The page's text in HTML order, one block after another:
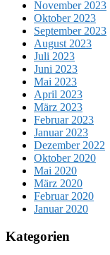
November 2023
Oktober 2023
September 2023
August 2023
Juli 2023
Juni 2023
Mai 2023
April 2023
März 2023
Februar 2023
Januar 2023
Dezember 2022
Oktober 2020
Mai 2020
März 2020
Februar 2020
Januar 2020
Kategorien